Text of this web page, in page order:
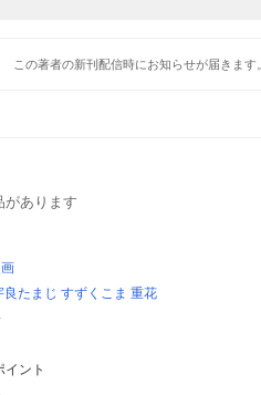
この著者の新刊配信時にお知らせが届きます。
あります
良たまじ すずくこま 重花
ント